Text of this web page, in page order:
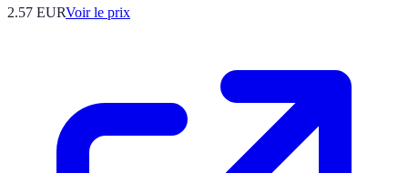
2.57 EURVoir le prix